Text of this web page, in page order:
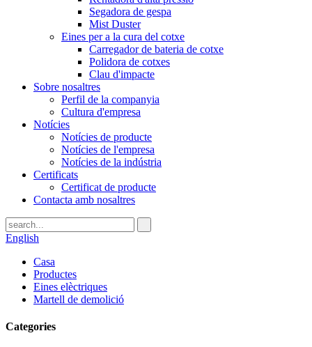
Segadora de gespa
Mist Duster
Eines per a la cura del cotxe
Carregador de bateria de cotxe
Polidora de cotxes
Clau d'impacte
Sobre nosaltres
Perfil de la companyia
Cultura d'empresa
Notícies
Notícies de producte
Notícies de l'empresa
Notícies de la indústria
Certificats
Certificat de producte
Contacta amb nosaltres
English
Casa
Productes
Eines elèctriques
Martell de demolició
Categories